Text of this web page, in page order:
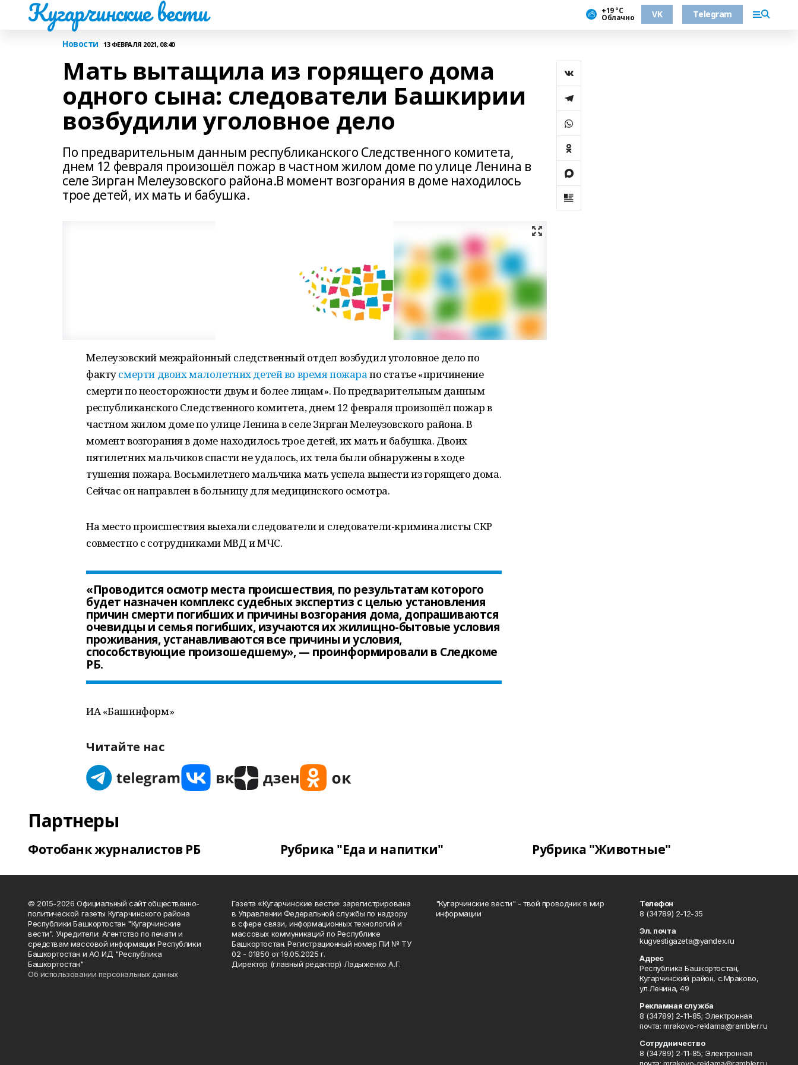
Кугарчинские вести +19 °С
Облачно VK Telegram
Новости 13 ФЕВРАЛЯ 2021, 08:40
Мать вытащила из горящего дома
одного сына: следователи Башкирии
возбудили уголовное дело
По предварительным данным республиканского Следственного комитета,
днем 12 февраля произошёл пожар в частном жилом доме по улице Ленина в
селе Зирган Мелеузовского района.В момент возгорания в доме находилось
трое детей, их мать и бабушка.
Мелеузовский межрайонный следственный отдел возбудил уголовное дело по
фактусмерти двоих малолетних детей во время пожарапо статье «причинение
смерти по неосторожности двум и более лицам». По предварительным данным
республиканского Следственного комитета, днем 12 февраля произошёл пожар в
частном жилом доме по улице Ленина в селе Зирган Мелеузовского района. В
момент возгорания в доме находилось трое детей, их мать и бабушка. Двоих
пятилетних мальчиков спасти не удалось, их тела были обнаружены в ходе
тушения пожара. Восьмилетнего мальчика мать успела вынести из горящего дома.
Сейчас он направлен в больницу для медицинского осмотра.
На место происшествия выехали следователи и следователи-криминалисты СКР
совместно с сотрудниками МВД и МЧС.
«Проводится осмотр места происшествия, по результатам которого
будет назначен комплекс судебных экспертиз с целью установления
причин смерти погибших и причины возгорания дома, допрашиваются
очевидцы и семья погибших, изучаются их жилищно-бытовые условия
проживания, устанавливаются все причины и условия,
способствующие произошедшему», — проинформировали в Следкоме
РБ.
ИА «Башинформ»
Читайте нас
Партнеры
Фотобанк журналистов РБ Рубрика "Еда и напитки" Рубрика "Животные"
© 2015-2026 Официальный сайт общественно-
политической газеты Кугарчинского района
Республики Башкортостан "Кугарчинские
вести". Учредители: Агентство по печати и
средствам массовой информации Республики
Башкортостан и АО ИД "Республика
Башкортостан"
Об использовании персональных данных
Газета «Кугарчинские вести» зарегистрирована
в Управлении Федеральной службы по надзору
в сфере связи, информационных технологий и
массовых коммуникаций по Республике
Башкортостан. Регистрационный номер ПИ № ТУ
02 - 01850 от 19.05.2025 г.
Директор (главный редактор) Ладыженко А.Г.
"Кугарчинские вести" - твой проводник в мир
информации
Телефон
8 (34789) 2-12-35
Эл. почта
kugvestigazeta@yandex.ru
Адрес
Республика Башкортостан,
Кугарчинский район, с.Мраково,
ул.Ленина, 49
Рекламная служба
8 (34789) 2-11-85; Электронная
почта: mrakovo-reklama@rambler.ru
Сотрудничество
8 (34789) 2-11-85; Электронная